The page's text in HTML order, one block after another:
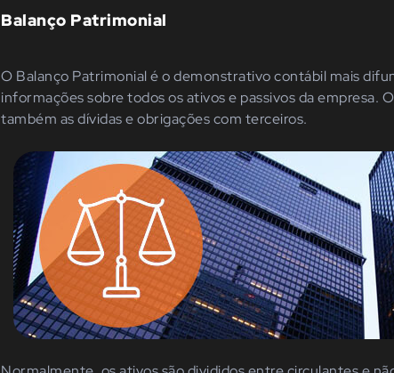
Balanço Patrimonial
O Balanço Patrimonial é o demonstrativo contábil mais
informações sobre todos os ativos e passivos da empresa.
também as dívidas e obrigações com terceiros.